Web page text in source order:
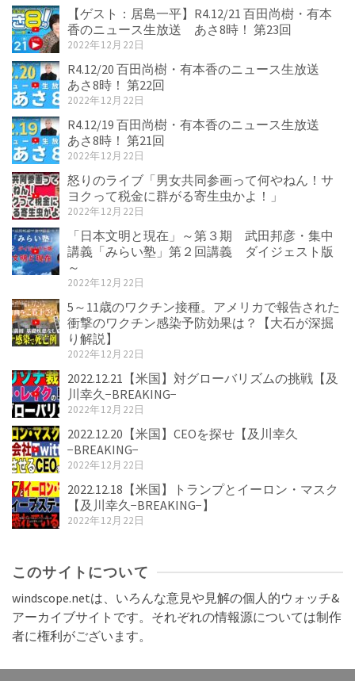
【ゲスト：居島一平】R4.12/21 百田尚樹・有本
香のニュース生放送 あさ8時！ 第23回
2022年12月22日
R4.12/20 百田尚樹・有本香のニュース生放送
あさ8時！ 第22回
2022年12月22日
R4.12/19 百田尚樹・有本香のニュース生放送
あさ8時！ 第21回
2022年12月22日
怒りのライブ「男女共同参画って何やねん！サ
ヨクって税金に群がる寄生虫かよ！」
2022年12月22日
「日本文明と現在」～第３期 武田邦彦・集中
講義「みらい塾」第２回講義 ダイジェスト版
～
2022年12月22日
5～11歳のワクチン接種。アメリカで報告された
衝撃のワクチン感染予防効果は？【大石が深掘
り解説】
2022年12月22日
2022.12.21【米国】対グローバリズムの挑戦【及
川幸久−BREAKING−
2022年12月22日
2022.12.20【米国】CEOを探せ【及川幸久
−BREAKING−
2022年12月22日
2022.12.18【米国】トランプとイーロン・マスク
【及川幸久−BREAKING−】
2022年12月22日
このサイトについて
windscope.netは、いろんな意見や見解の個人的ウォッチ&
アーカイブサイトです。それぞれの情報源については制作
者に権利がございます。